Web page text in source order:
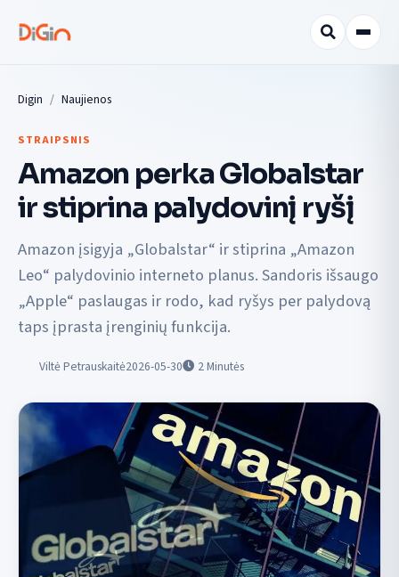
Digin Naujienos
STRAIPSNIS
Amazon perka Globalstar
ir stiprina palydovinį ryšį
Amazon įsigyja „Globalstar“ ir stiprina „Amazon
Leo“ palydovinio interneto planus. Sandoris išsaugo
„Apple“ paslaugas ir rodo, kad ryšys per palydovą
taps įprasta įrenginių funkcija.
Viltė Petrauskaitė2026-05-30 2Minutės